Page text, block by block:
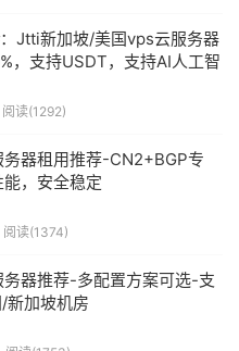
Jtti新加坡/美国vps云服务器
，支持USDT，支持AI人工智
阅读(1292)
器租用推荐-CN2+BGP专
，安全稳定
阅读(1374)
器推荐-多配置方案可选-支
新加坡机房